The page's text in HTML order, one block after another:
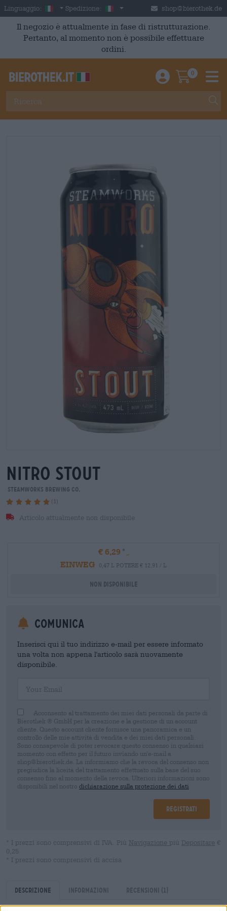
Skip to main content
Linguaggio: Italian
Spedizione: Italia shop@bierothek.de
Il negozio è attualmente in fase di ristrutturazione.
Pertanto, al momento non è possibile effettuare
ordini.
Einloggen /
0
nitro stout
Steamworks Brewing Co.
(1)
Articolo attualmente non disponibile
€ 6,29
EINWEG
0,47 L POTERE € 12,91 / L
Non disponibile
Comunica
Inserisci qui il tuo indirizzo e-mail per essere informato
una volta non appena l'articolo sarà nuovamente
disponibile.
Acconsento al trattamento dei miei dati personali da parte di
Bierothek ® GmbH per la creazione e la gestione di un account
cliente. Questo account cliente fornisce una panoramica e un
controllo delle mie attività di vendita e dei miei dati personali.
Sono consapevole di poter revocare questo consenso in qualsiasi
momento con effetto per il futuro inviando un'e-mail a
shop@bierothek.de. La informiamo che la revoca del consenso non
pregiudica la liceità del trattamento effettuato sulla base del suo
consenso fino al momento della revoca. Ulteriori informazioni sono
disponibili nel nostro dichiarazione sulla protezione dei dati
Registrati
* I prezzi sono comprensivi di IVA. Più Navigazione più Depositare €
0,25
* I prezzi sono comprensivi di accisa
Descrizione Informazioni Recensioni (1)